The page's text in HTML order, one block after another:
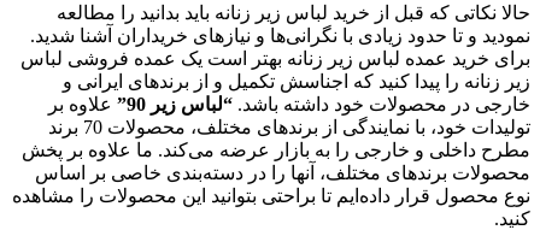
حالا نکاتی که قبل از خرید لباس زیر زنانه باید بدانید را مطالعه
نمودید و تا حدود زیادی با نگرانی‌ها و نیازهای خریداران آشنا شدید.
برای خرید عمده لباس زیر زنانه بهتر است یک عمده فروشی لباس
زير زنانه را پیدا کنید که اجناسش تکمیل و از برندهای ایرانی و
خارجی در محصولات خود داشته باشد. “لباس زیر 90”
علاوه بر
تولیدات خود، با نمایندگی از برندهای مختلف، محصولات 70 برند
مطرح داخلی و خارجی را به بازار عرضه می‌کند. ما علاوه بر پخش
محصولات برندهای مختلف، آنها را در دسته‌بندی خاصی بر اساس
نوع محصول قرار داده‌ایم تا براحتی بتوانید این محصولات را مشاهده
کنید.